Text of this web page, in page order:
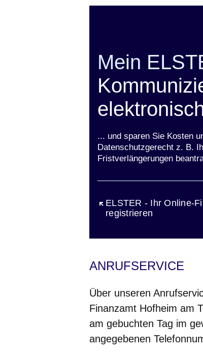
Mein
... und sparen Sie Kosten
Datenschutzgerecht z. B.
Fristverlängerungen
ELSTER - Ihr Online-
registrieren
Öffnet sich in einem
ANRUFSERVICE
Über unseren
Finanzamt Hofheim am
am gebuchten Tag im
angegebenen